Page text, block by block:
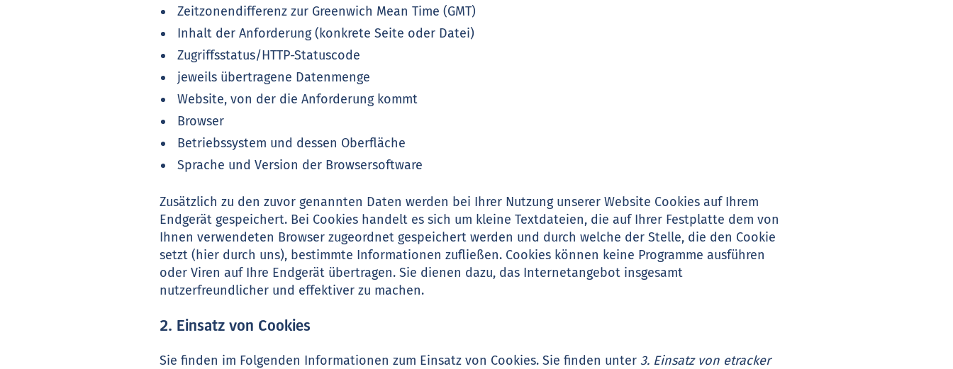
Zeitzonendifferenz zur Greenwich Mean Time (GMT)
Inhalt der Anforderung (konkrete Seite oder Datei)
Zugriffsstatus/HTTP-Statuscode
jeweils übertragene Datenmenge
Website, von der die Anforderung kommt
Browser
Betriebssystem und dessen Oberfläche
Sprache und Version der Browsersoftware
Zusätzlich zu den zuvor genannten Daten werden bei Ihrer Nutzung unserer Website Cookies auf Ihrem
Endgerät gespeichert. Bei Cookies handelt es sich um kleine Textdateien, die auf Ihrer Festplatte dem von
Ihnen verwendeten Browser zugeordnet gespeichert werden und durch welche der Stelle, die den Cookie
setzt (hier durch uns), bestimmte Informationen zufließen. Cookies können keine Programme ausführen
oder Viren auf Ihre Endgerät übertragen. Sie dienen dazu, das Internetangebot insgesamt
nutzerfreundlicher und effektiver zu machen.
2. Einsatz von Cookies
Sie finden im Folgenden Informationen zum Einsatz von Cookies. Sie finden unter3. Einsatz von etracker